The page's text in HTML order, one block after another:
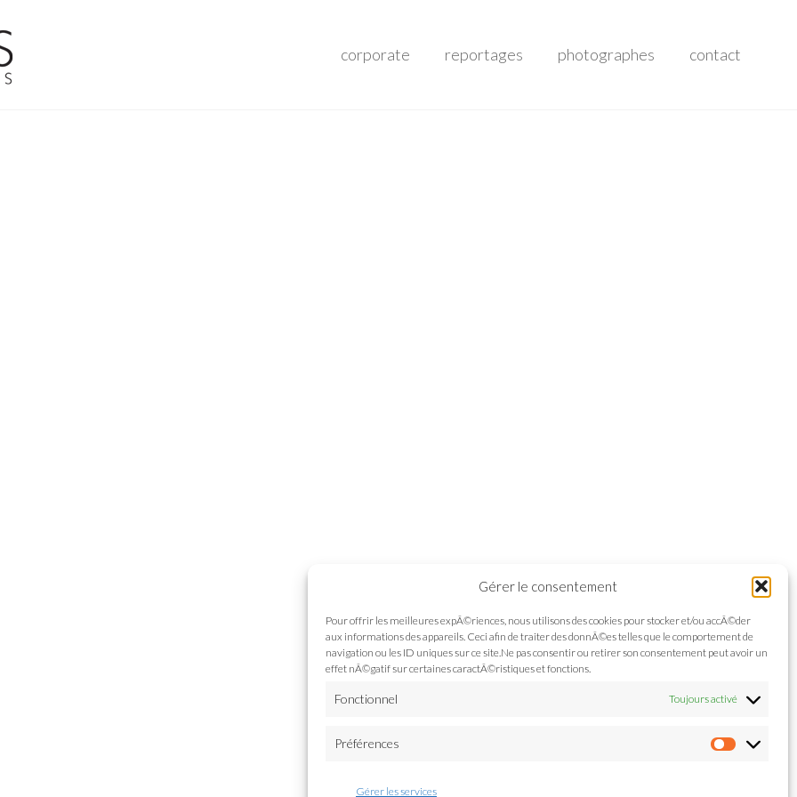
Gérer le consentement
Pour offrir les meilleures expÃ©riences, nous utilisons des cookies pour stocker et/ou accÃ©der
aux informations des appareils. Ceci afin de traiter des donnÃ©es telles que le comportement de
navigation ou les ID uniques sur ce site.Ne pas consentir ou retirer son consentement peut avoir un
effet nÃ©gatif sur certaines caractÃ©ristiques et fonctions.
Fonctionnel Toujours activé
Préférences
Gérer les services
corporate reportages photographes contact